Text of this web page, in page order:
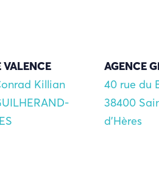
VALENCE
Killian
AGENCE
40 rue du
38400
d'Hères